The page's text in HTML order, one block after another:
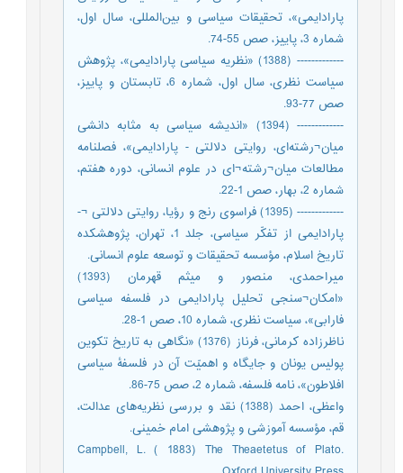
پارادایمی»، تحقیقات سیاسی و بین‌المللی، سال اول،
شماره 3، پاییز، صص 55-74.
------------- (1388) «نظریه سیاسی پارادایمی»، پژوهش
سیاست نظری، سال اول، شماره 6، تابستان و پاییز،
صص 77-93.
------------- (1394) «اندیشه سیاسی به مثابه دانشی
میان¬رشته‌ای، روایتی دلالتی - پارادایمی»، فصلنامه
مطالعات میان¬رشته¬ای در علوم انسانی، دوره هفتم،
شماره 2، بهار، صص 1-22.
------------- (1395) فراسوی رنج و رؤیا، روایتی دلالتی ¬-
پارادایمی از تفکّر سیاسی، جلد 1، تهران، پژوهشکده
تاریخ اسلام، مؤسسه تحقیقات و توسعه علوم انسانی.
میراحمدی، منصور و میثم قهرمان (1393)
«امکان¬سنجی تحلیل پارادایمی در فلسفه سیاسی
فارابی»، سیاست نظری، شماره 10، صص 1-28.
ناظرزاده کرمانی، فرناز (1376) «نگاهی به تاریخ تکوین
پولیس یونان و جایگاه و اهمیّت آن در فلسفۀ سیاسی‌
افلاطون»، نامه فلسفه، شماره 2، صص 75-86.
واعظی، احمد (1388) نقد و بررسی نظریه‌های عدالت،
قم، مؤسسه آموزشی و پژوهشی امام خمینی.
Campbell, L. ( 1883) The Theaetetus of Plato.